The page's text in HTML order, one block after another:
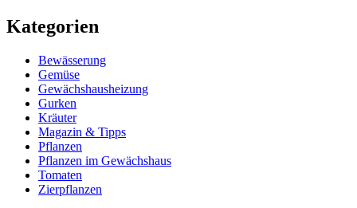
Kategorien
Bewässerung
Gemüse
Gewächshausheizung
Gurken
Kräuter
Magazin & Tipps
Pflanzen
Pflanzen im Gewächshaus
Tomaten
Zierpflanzen